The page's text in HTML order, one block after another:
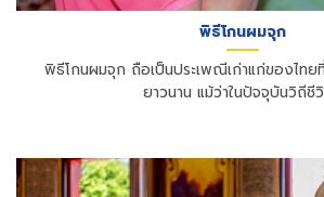
พิธีโกนผมจุก
พิธีโกนผมจุก ถือเป็นประเพณีเก่าแก่ของไท
ยาวนาน แม้ว่าในปัจจุบันวิถีชี